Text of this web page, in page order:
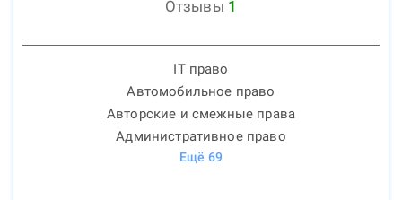
Отзывы 1
IT право
Автомобильное право
Авторские и смежные права
Административное право
Ещё 69